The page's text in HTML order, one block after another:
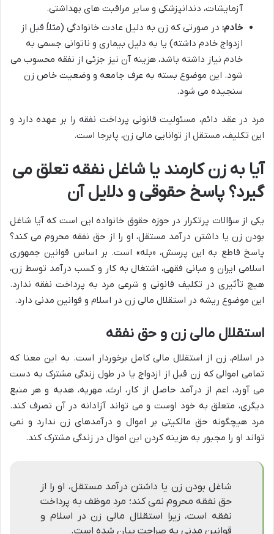
آزمایشات، دندانپزشکی و سایر مراقبت های بهداشتی.
خادم: در صورتی که زن به دلیل عادت خانوادگی (مثلاً قبل از
ازدواج خادم داشته) یا به دلیل بیماری و ناتوانی جسمی به
خادم نیاز داشته باشد، هزینه آن نیز جزئی از نفقه محسوب می
شود. این موضوع بسته به عرف جامعه و وضعیت خاص زن
سنجیده می شود.
مرد در عقد دائم، مسئولیت قانونی پرداخت نفقه را بر عهده دارد و
این تکلیف، مستقل از توانایی مالی زن، پابرجا است.
آیا به زن کارمند یا شاغل نفقه تعلق می
گیرد؟ پاسخ حقوقی و دلایل آن
یکی از سؤالات پرتکرار در حوزه حقوق خانواده این است که آیا شاغل
بودن زن یا داشتن درآمد مستقل، او را از حق نفقه محروم می کند؟
پاسخ قاطع به این پرسش، «بله» است. بر اساس قوانین جمهوری
اسلامی ایران و مبانی فقهی، اشتغال به کار و کسب درآمد توسط زن،
هیچ تأثیری در تکلیف قانونی و شرعی مرد به پرداخت نفقه ندارد.
این موضوع ریشه در استقلال مالی زن در اسلام و قوانین مدنی دارد.
استقلال مالی زن و حق نفقه
در اسلام، زن از استقلال مالی کامل برخوردار است. به این معنا که
تمامی اموالی که زن قبل از ازدواج یا در طول زندگی مشترک به دست
می آورد، اعم از درآمد حاصل از کار، ارث، مهریه، هدیه و هر منبع
دیگری، متعلق به خود اوست و می تواند آزادانه در آن تصرف کند.
مرد هیچگونه حق مالکیتی بر اموال و درآمدهای زن ندارد و نمی
تواند او را مجبور به هزینه کردن این اموال در زندگی مشترک کند.
شاغل بودن زن یا داشتن درآمد مستقل، او را از
حق نفقه محروم نمی کند؛ مرد موظف به پرداخت
نفقه است، زیرا استقلال مالی زن در اسلام و
قوانین مدنی به صراحت بیان شده است.